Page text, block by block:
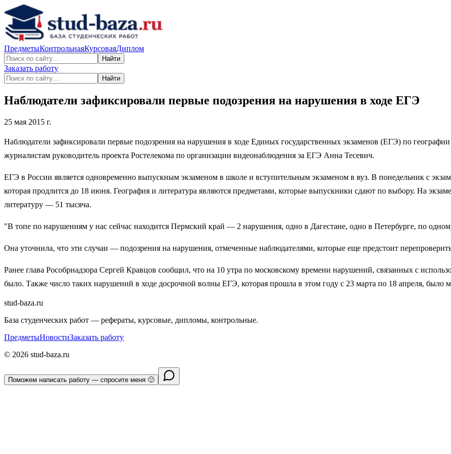
ПредметыКонтрольнаяКурсоваяДиплом
Найти
Заказать работу
Найти
Наблюдатели зафиксировали первые подозрения на нарушения в ходе ЕГЭ
25 мая 2015 г.
Наблюдатели зафиксировали первые подозрения на нарушения в ходе Единых государственных экзаменов (ЕГЭ) по
журналистам руководитель проекта Ростелекома по организации видеонаблюдения за ЕГЭ Анна Тесевич.
ЕГЭ в России является одновременно выпускным экзаменом в школе и вступительным экзаменом в вуз. В понедельник с
которая продлится до 18 июня. География и литература являются предметами, которые выпускники сдают по выбору. На
литературу — 51 тысяча.
"В топе по нарушениям у нас сейчас находится Пермский край — 2 нарушения, одно в Дагестане, одно в Петербурге, по
Она уточнила, что эти случаи — подозрения на нарушения, отмеченные наблюдателями, которые еще предстоит
Ранее глава Рособрнадзора Сергей Кравцов сообщил, что на 10 утра по московскому времени нарушений, связанных с
было. Также число таких нарушений в ходе досрочной волны ЕГЭ, которая прошла в этом году с 23 марта по 18 апреля, было
stud-baza.ru
База студенческих работ — рефераты, курсовые, дипломы, контрольные.
ПредметыНовостиЗаказать работу
© 2026 stud-baza.ru
Поможем написать работу — спросите меня 🙂